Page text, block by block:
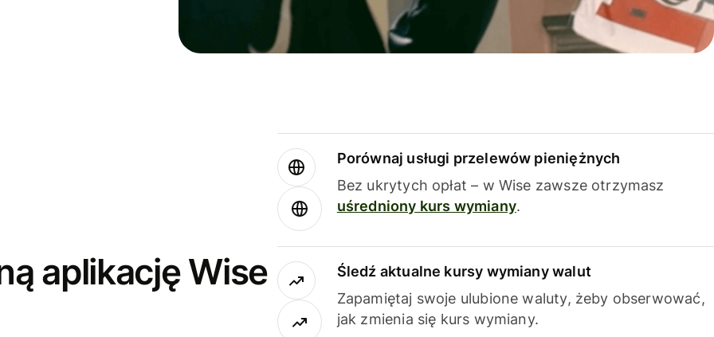
aplikację Wise
Porównaj usługi przelewów pieniężnych
Bez ukrytych opłat – w Wise zawsze otrzymasz
uśredniony kurs wymiany.
Śledź aktualne kursy wymiany walut
Zapamiętaj swoje ulubione waluty, żeby obserwować,
jak zmienia się kurs wymiany.